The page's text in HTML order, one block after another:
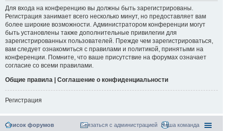
Для входа на конференцию вы должны быть зарегистрированы.
Регистрация занимает всего несколько минут, но предоставляет вам
более широкие возможности. Администратором конференции могут
быть установлены также дополнительные привилегии для
зарегистрированных пользователей. Прежде чем зарегистрироваться,
вам следует ознакомиться с правилами и политикой, принятыми на
конференции. Помните, что ваше присутствие на форумах означает
согласие со всеми правилами.
Общие правила | Соглашение о конфиденциальности
Регистрация
Список форумов Наша команда
Связаться с администрацией